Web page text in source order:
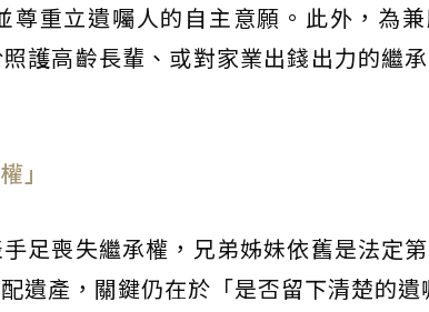
尊重立遺囑人的自主意願。此外，為
護高齡長輩、或對家業出錢出力的繼
」
足喪失繼承權，兄弟姊妹依舊是法定
遺產，關鍵仍在於「是否留下清楚的遺